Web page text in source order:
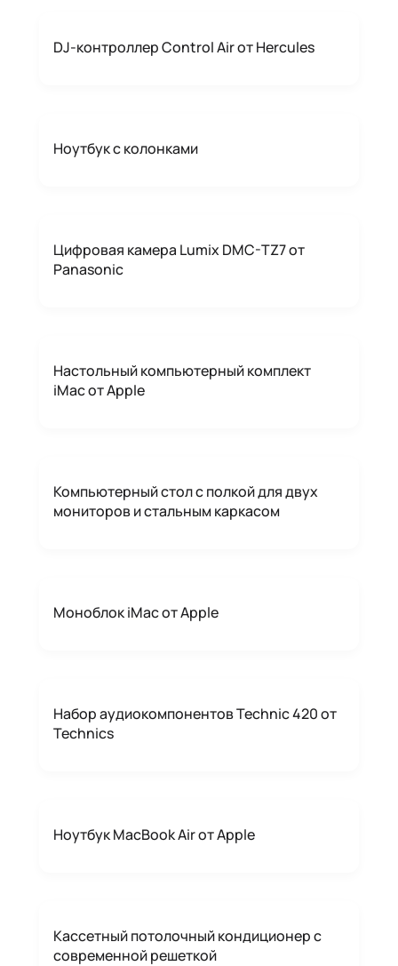
DJ-контроллер Control Air от Hercules
Ноутбук с колонками
Цифровая камера Lumix DMC-TZ7 от
Panasonic
Настольный компьютерный комплект
iMac от Apple
Компьютерный стол с полкой для двух
мониторов и стальным каркасом
Моноблок iMac от Apple
Набор аудиокомпонентов Technic 420 от
Technics
Ноутбук MacBook Air от Apple
Кассетный потолочный кондиционер с
современной решеткой